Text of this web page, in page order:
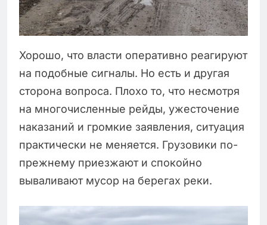
Хорошо, что власти оперативно реагируют
на подобные сигналы. Но есть и другая
сторона вопроса. Плохо то, что несмотря
на многочисленные рейды, ужесточение
наказаний и громкие заявления, ситуация
практически не меняется. Грузовики по-
прежнему приезжают и спокойно
вываливают мусор на берегах реки.